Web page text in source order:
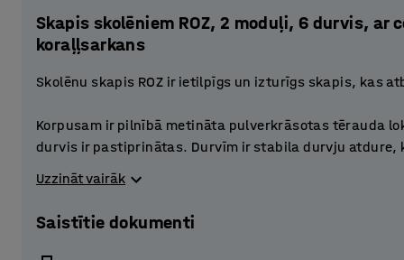
Skapis skolēniem ROZ, 2 moduļi, 6 durvis, ar
koraļļsarkans
Skolēnu skapis ROZ ir ietilpīgs un izturīgs skapis, kas
Korpusam ir pilnībā metināta pulverkrāsotas tērauda
durvis ir pastiprinātas. Durvīm ir stabila durvju atdure,
Perforācijas apakšējā daļā un augšdaļā nodrošina
Katrs nodalījums ir aprīkots ar plauktu, kas to sadala
vieta skolas somai, ķiverei, datoram vai citām
Uzzināt vairāk
Saistītie dokumenti